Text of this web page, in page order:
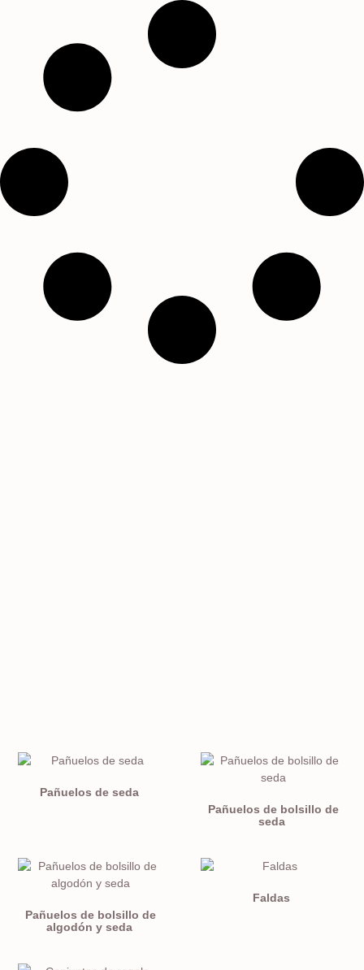
Pañuelos de seda
Pañuelos de bolsillo de
seda
Pañuelos de bolsillo de
algodón y seda
Faldas